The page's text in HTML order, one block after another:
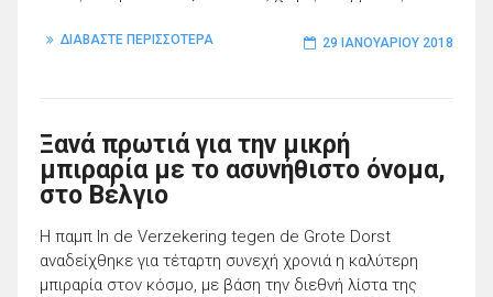
ΔΙΑΒΑΣΤΕ ΠΕΡΙΣΣΟΤΕΡΑ 29 ΙΑΝΟΥΑΡΊΟΥ 2018
Ξανά πρωτιά για την μικρή
μπιραρία με το ασυνήθιστο όνομα,
στο Βέλγιο
Η παμπ In de Verzekering tegen de Grote Dorst
αναδείχθηκε για τέταρτη συνεχή χρονιά η καλύτερη
μπιραρία στον κόσμο, με βάση την διεθνή λίστα της